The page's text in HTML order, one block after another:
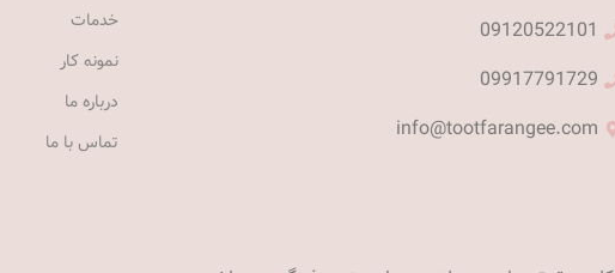
09120522101
09917791729
info@tootfarangee.com
خدمات
نمونه کار
درباره ما
تماس با ما